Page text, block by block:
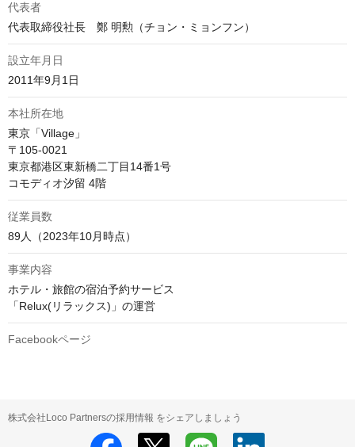
代表者
代表取締役社長　鄭 明勲（チョン・ミョンフン）
設立年月日
2011年9月1日
本社所在地
東京「Village」
〒105-0021
東京都港区東新橋二丁目14番1号
コモディオ汐留 4階
従業員数
89人（2023年10月時点）
事業内容
ホテル・旅館の宿泊予約サービス
「Relux(リラックス)」の運営
Facebookページ
株式会社Loco Partnersの採用情報 をシェアしましょう